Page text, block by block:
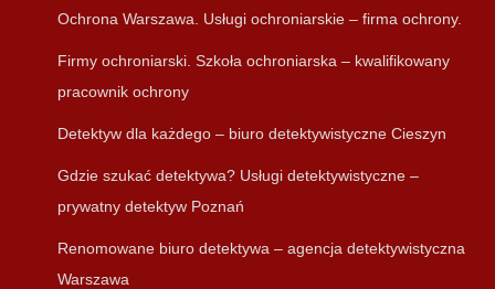
Ochrona Warszawa. Usługi ochroniarskie – firma ochrony.
Firmy ochroniarski. Szkoła ochroniarska – kwalifikowany
pracownik ochrony
Detektyw dla każdego – biuro detektywistyczne Cieszyn
Gdzie szukać detektywa? Usługi detektywistyczne –
prywatny detektyw Poznań
Renomowane biuro detektywa – agencja detektywistyczna
Warszawa